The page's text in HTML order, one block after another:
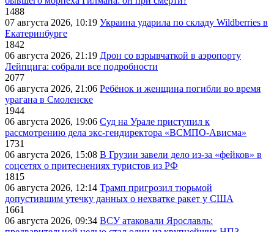
1488
07 августа 2026, 10:19 Украина ударила по складу Wildberries в
Екатеринбурге
1842
06 августа 2026, 21:19 Дрон со взрывчаткой в аэропорту
Лейпцига: собрали все подробности
2077
06 августа 2026, 21:06 Ребёнок и женщина погибли во время
урагана в Смоленске
1944
06 августа 2026, 19:06 Суд на Урале приступил к
рассмотрению дела экс-гендиректора «ВСМПО-Ависма»
1731
06 августа 2026, 15:08 В Грузии завели дело из-за «фейков» в
соцсетях о притеснениях туристов из РФ
1815
06 августа 2026, 12:14 Трамп пригрозил тюрьмой
допустившим утечку данных о нехватке ракет у США
1661
06 августа 2026, 09:34 ВСУ атаковали Ярославль: